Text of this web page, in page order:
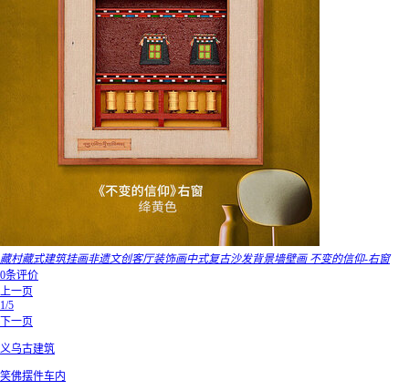
藏村藏式建筑挂画非遗文创客厅装饰画中式复古沙发背景墙壁画 不变的信仰-右窗
0条评价
上一页
1/5
下一页
义乌古建筑
笑佛摆件车内